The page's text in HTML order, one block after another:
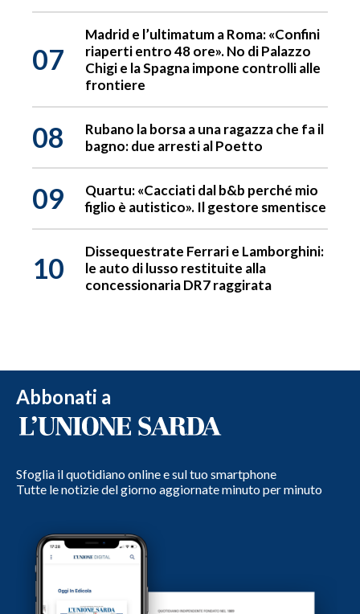
07
Madrid e l’ultimatum a Roma: «Confini
riaperti entro 48 ore». No di Palazzo
Chigi e la Spagna impone controlli alle
frontiere
08
Rubano la borsa a una ragazza che fa il
bagno: due arresti al Poetto
09
Quartu: «Cacciati dal b&b perché mio
figlio è autistico». Il gestore smentisce
10
Dissequestrate Ferrari e Lamborghini:
le auto di lusso restituite alla
concessionaria DR7 raggirata
Abbonati a
Sfoglia il quotidiano online e sul tuo smartphone
Tutte le notizie del giorno aggiornate minuto per minuto